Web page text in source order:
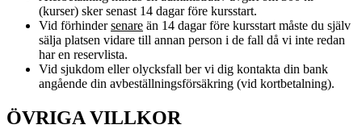
(kurser) sker senast 14 dagar före kursstart.
Vid förhindersenare än 14 dagar före kursstart måste du själv
sälja platsen vidare till annan person i de fall då vi inte redan
har en reservlista.
Vid sjukdom eller olycksfall ber vi dig kontakta din bank
angående din avbeställningsförsäkring (vid kortbetalning).
ÖVRIGA VILLKOR